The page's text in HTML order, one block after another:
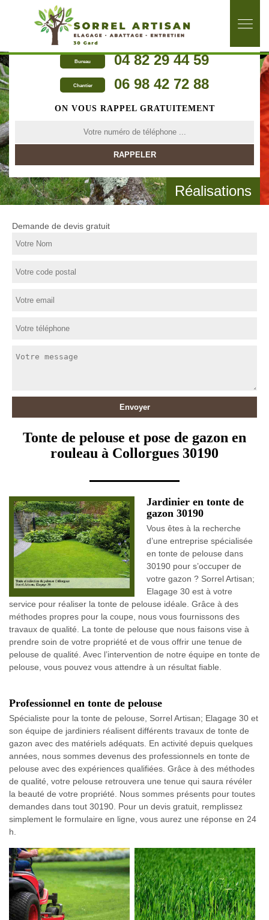
Bureau 04 82 29 44 59
Chantier 06 98 42 72 88
ON VOUS RAPPEL GRATUITEMENT
Réalisations
Demande de devis gratuit
Tonte de pelouse et pose de gazon en
rouleau à Collorgues 30190
Jardinier en tonte de
gazon 30190
Vous êtes à la recherche
d’une entreprise spécialisée
en tonte de pelouse dans
30190 pour s’occuper de
votre gazon ? Sorrel Artisan;
Elagage 30 est à votre
service pour réaliser la tonte de pelouse idéale. Grâce à des
méthodes propres pour la coupe, nous vous fournissons des
travaux de qualité. La tonte de pelouse que nous faisons vise à
prendre soin de votre propriété et de vous offrir une tenue de
pelouse de qualité. Avec l’intervention de notre équipe en tonte de
pelouse, vous pouvez vous attendre à un résultat fiable.
Professionnel en tonte de pelouse
Spécialiste pour la tonte de pelouse, Sorrel Artisan; Elagage 30 et
son équipe de jardiniers réalisent différents travaux de tonte de
gazon avec des matériels adéquats. En activité depuis quelques
années, nous sommes devenus des professionnels en tonte de
pelouse avec des expériences qualifiées. Grâce à des méthodes
de qualité, votre pelouse retrouvera une tenue qui saura révéler
la beauté de votre propriété. Nous sommes présents pour toutes
demandes dans tout 30190. Pour un devis gratuit, remplissez
simplement le formulaire en ligne, vous aurez une réponse en 24
h.